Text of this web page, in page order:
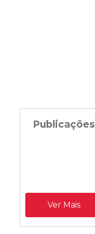
Publicações
Ver Mais